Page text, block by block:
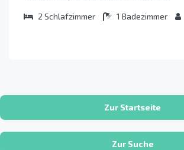
2 Schlafzimmer 1 Badezimmer
Zur Startseite
Zur Suche